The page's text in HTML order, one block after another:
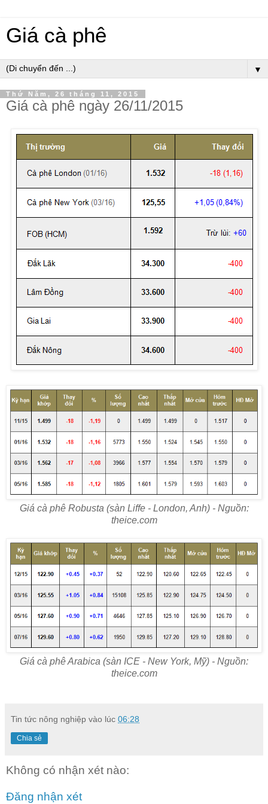
Giá cà phê
▼
Thứ Năm, 26 tháng 11, 2015
Giá cà phê ngày 26/11/2015
Giá cà phê Robusta (sàn Liffe - London, Anh) - Nguồn:
theice.com
Giá cà phê Arabica (sàn ICE - New York, Mỹ) - Nguồn:
theice.com
Tin tức nông nghiệp vào lúc 06:28
Chia sẻ
Không có nhận xét nào:
Đăng nhận xét